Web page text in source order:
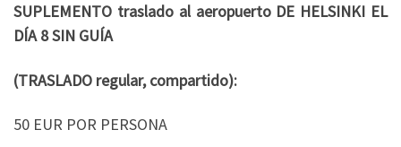
SUPLEMENTO traslado al aeropuerto DE HELSINKI EL
DÍA 8 SIN GUÍA
(TRASLADO regular, compartido):
50 EUR POR PERSONA